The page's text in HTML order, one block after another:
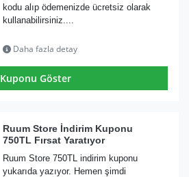
kodu alıp ödemenizde ücretsiz olarak
kullanabilirsiniz....
Daha fazla detay
Kuponu Göster
Ruum Store İndirim Kuponu
750TL Fırsat Yaratıyor
Ruum Store 750TL indirim kuponu
yukarıda yazıyor. Hemen şimdi